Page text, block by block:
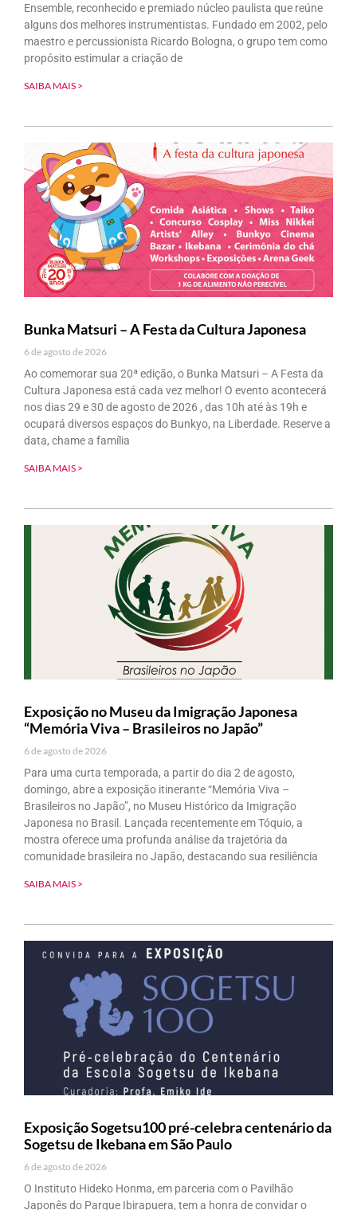
Ensemble, reconhecido e premiado núcleo paulista que reúne
alguns dos melhores instrumentistas. Fundado em 2002, pelo
maestro e percussionista Ricardo Bologna, o grupo tem como
propósito estimular a criação de
SAIBA MAIS >
Bunka Matsuri – A Festa da Cultura Japonesa
6 de agosto de 2026
Ao comemorar sua 20ª edição, o Bunka Matsuri – A Festa da
Cultura Japonesa está cada vez melhor! O evento acontecerá
nos dias 29 e 30 de agosto de 2026 , das 10h até às 19h e
ocupará diversos espaços do Bunkyo, na Liberdade. Reserve a
data, chame a família
SAIBA MAIS >
Exposição no Museu da Imigração Japonesa
“Memória Viva – Brasileiros no Japão”
6 de agosto de 2026
Para uma curta temporada, a partir do dia 2 de agosto,
domingo, abre a exposição itinerante “Memória Viva –
Brasileiros no Japão”, no Museu Histórico da Imigração
Japonesa no Brasil. Lançada recentemente em Tóquio, a
mostra oferece uma profunda análise da trajetória da
comunidade brasileira no Japão, destacando sua resiliência
SAIBA MAIS >
Exposição Sogetsu100 pré-celebra centenário da
Sogetsu de Ikebana em São Paulo
6 de agosto de 2026
O Instituto Hideko Honma, em parceria com o Pavilhão
Japonês do Parque Ibirapuera, tem a honra de convidar o